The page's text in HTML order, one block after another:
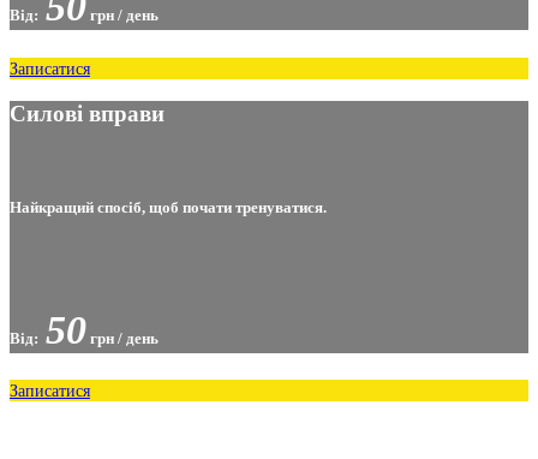
Від: грн / день
Записатися
Силові вправи
Найкращий спосіб, щоб почати тренуватися.
Від: 50 грн / день
Записатися